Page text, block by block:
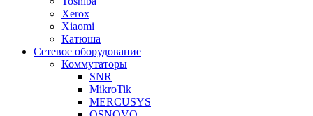
Xerox
Xiaomi
Катюша
Сетевое оборудование
Коммутаторы
SNR
MikroTik
MERCUSYS